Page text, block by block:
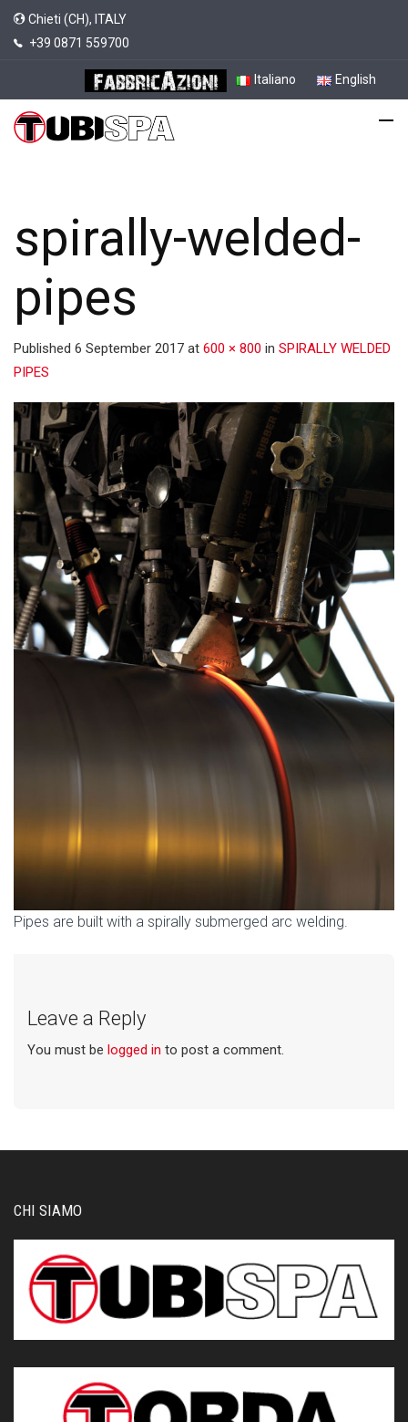
Chieti (CH), ITALY
+39 0871 559700
Italiano English
spirally-welded-
pipes
Published 6 September 2017 at 600 × 800 in SPIRALLY WELDED
PIPES
Pipes are built with a spirally submerged arc welding.
Leave a Reply
You must be logged in to post a comment.
CHI SIAMO